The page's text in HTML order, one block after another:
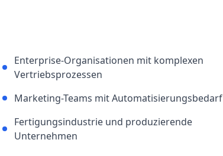
Enterprise-Organisationen mit komplexen
Vertriebsprozessen
Marketing-Teams mit Automatisierungsbedarf
Fertigungsindustrie und produzierende
Unternehmen